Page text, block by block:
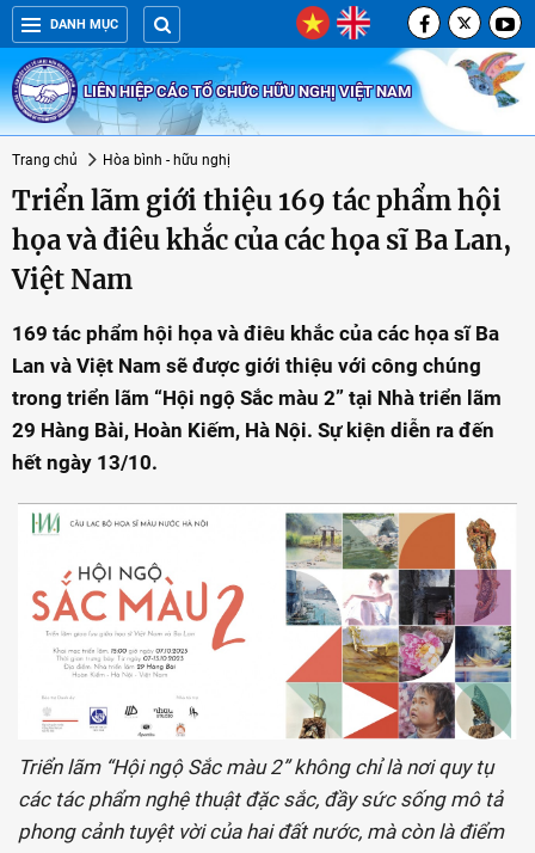
DANH MỤC
LIÊN HIỆP CÁC TỔ CHỨC HỮU NGHỊ VIỆT NAM
Trang chủ Hòa bình - hữu nghị
Triển lãm giới thiệu 169 tác phẩm hội
họa và điêu khắc của các họa sĩ Ba Lan,
Việt Nam
169 tác phẩm hội họa và điêu khắc của các họa sĩ Ba
Lan và Việt Nam sẽ được giới thiệu với công chúng
trong triển lãm “Hội ngộ Sắc màu 2” tại Nhà triển lãm
29 Hàng Bài, Hoàn Kiếm, Hà Nội. Sự kiện diễn ra đến
hết ngày 13/10.
Triển lãm “Hội ngộ Sắc màu 2” không chỉ là nơi quy tụ
các tác phẩm nghệ thuật đặc sắc, đầy sức sống mô tả
phong cảnh tuyệt vời của hai đất nước, mà còn là điểm